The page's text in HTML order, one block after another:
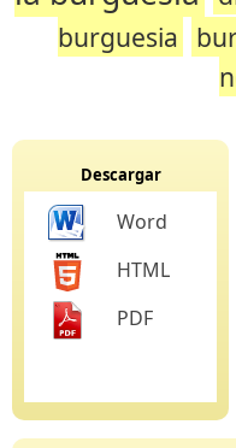
burguesia
Descargar
Word
HTML
PDF